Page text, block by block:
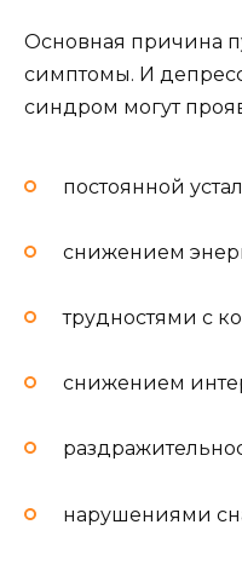
Основная причина
симптомы. И
синдром могут
постоянной
снижением
трудностями с
снижением
нарушениями